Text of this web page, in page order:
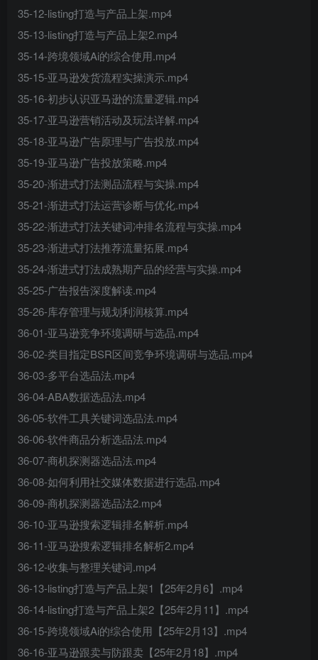
35-12-listing打造与产品上架.mp4
35-13-listing打造与产品上架2.mp4
35-14-跨境领域Ai的综合使用.mp4
35-15-亚马逊发货流程实操演示.mp4
35-16-初步认识亚马逊的流量逻辑.mp4
35-17-亚马逊营销活动及玩法详解.mp4
35-18-亚马逊广告原理与广告投放.mp4
35-19-亚马逊广告投放策略.mp4
35-20-渐进式打法测品流程与实操.mp4
35-21-渐进式打法运营诊断与优化.mp4
35-22-渐进式打法关键词冲排名流程与实操.mp4
35-23-渐进式打法推荐流量拓展.mp4
35-24-渐进式打法成熟期产品的经营与实操.mp4
35-25-广告报告深度解读.mp4
35-26-库存管理与规划利润核算.mp4
36-01-亚马逊竞争环境调研与选品.mp4
36-02-类目指定BSR区间竞争环境调研与选品.mp4
36-03-多平台选品法.mp4
36-04-ABA数据选品法.mp4
36-05-软件工具关键词选品法.mp4
36-06-软件商品分析选品法.mp4
36-07-商机探测器选品法.mp4
36-08-如何利用社交媒体数据进行选品.mp4
36-09-商机探测器选品法2.mp4
36-10-亚马逊搜索逻辑排名解析.mp4
36-11-亚马逊搜索逻辑排名解析2.mp4
36-12-收集与整理关键词.mp4
36-13-listing打造与产品上架1【25年2月6】.mp4
36-14-listing打造与产品上架2【25年2月11】.mp4
36-15-跨境领域Ai的综合使用【25年2月13】.mp4
36-16-亚马逊跟卖与防跟卖【25年2月18】.mp4